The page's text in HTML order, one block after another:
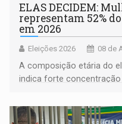
ELAS DECIDEM:
representam 52%
em 2026
Eleições 2026 08 de
A composição etária do
indica forte concentração